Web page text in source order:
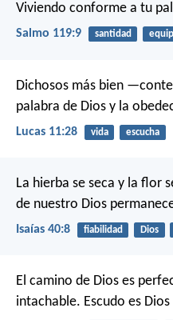
Viviendo conforme a tu
Salmo 119:9 santidad
Dichosos más bien
palabra de Dios y la
Lucas 11:28 vida escucha
La hierba se seca y la flor
de nuestro Dios
Isaías 40:8 fiabilidad Dios
El camino de Dios es
intachable. Escudo es